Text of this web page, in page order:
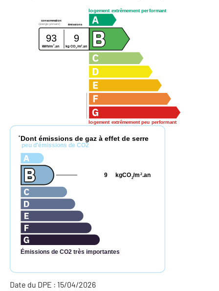
logement extrêmement performant
logement extrêmement peu performant
consommation
émissions
(énergie primaire)
93 9
kWh/m 2.an kg CO2/m2.an
* Dont émissions de gaz à effet de serre
peu d'émissions de CO2
Émissions de CO2 très importantes
kgCO2/m 2.an
9
Date du DPE : 15/04/2026